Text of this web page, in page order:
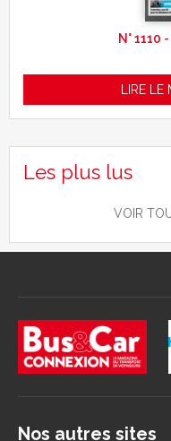
N° 1110
LIRE
Les plus lus
VOIR
Nos autres sites